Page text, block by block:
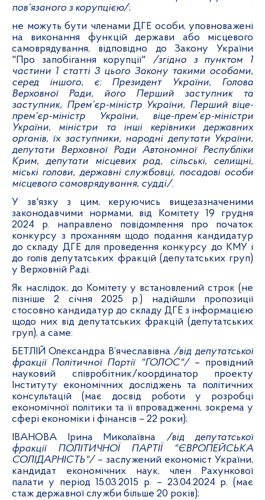
пов’язаного з корупцією/;
не можуть бути членами ДГЕ особи, уповноважені
на виконання функцій держави або місцевого
самоврядування, відповідно до Закону України
"Про запобігання корупції" /згідно з пунктом 1
частини 1 статті 3 цього Закону такими особами,
серед іншого, є: Президент України, Голова
Верховної Ради, його Перший заступник та
заступник, Прем’єр-міністр України, Перший віце-
прем’єр-міністр України, віце-прем’єр-міністри
України, міністри та інші керівники державних
органів, їх заступники, народні депутати України,
депутати Верховної Ради Автономної Республіки
Крим, депутати місцевих рад, сільські, селищні,
міські голови, державні службовці, посадові особи
місцевого самоврядування, судді/.
У зв'язку з цим, керуючись вищезазначеними
законодавчими нормами, від Комітету 19 грудня
2024 р. направлено повідомлення про початок
конкурсу з проханням щодо подання кандидатур
до складу ДГЕ для проведення конкурсу до КМУ і
до голів депутатських фракцій (депутатських груп)
у Верховній Раді.
Як наслідок, до Комітету у встановлений строк (не
пізніше 2 січня 2025 р.) надійшли пропозиції
стосовно кандидатур до складу ДГЕ з інформацією
щодо них від депутатських фракцій (депутатських
груп), а саме:
БЕТЛІЙ Олександра В’ячеславівна /від депутатської
фракції Політичної Партії "ГОЛОС"/– провідний
науковий співробітник/координатор проекту
Інституту економічних досліджень та політичних
консультацій (має досвід роботи у розробці
економічної політики та її впровадженні, зокрема у
сфері економіки і фінансів – 22 роки);
ІВАНОВА Ірина Миколаївна /від депутатської
фракції ПОЛІТИЧНОЇ ПАРТІЇ "ЄВРОПЕЙСЬКА
СОЛІДАРНІСТЬ"/– заслужений економіст України,
кандидат економічних наук, член Рахункової
палати у період 15.03.2015 р. – 23.04.2024 р. (має
стаж державної служби більше 20 років);